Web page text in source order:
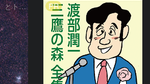
かもめ星雲（IC2177）とトールのカブト星雲（NGC2359） PR